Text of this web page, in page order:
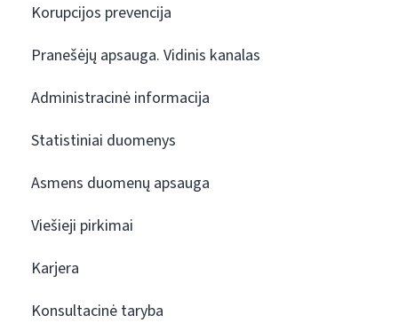
Korupcijos prevencija
Pranešėjų apsauga. Vidinis kanalas
Administracinė informacija
Statistiniai duomenys
Asmens duomenų apsauga
Viešieji pirkimai
Karjera
Konsultacinė taryba